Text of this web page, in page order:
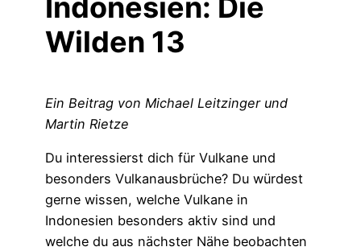
Indonesien: Die
Wilden 13
Ein Beitrag von Michael Leitzinger und
Martin Rietze
Du interessierst dich für Vulkane und
besonders Vulkanausbrüche? Du würdest
gerne wissen, welche Vulkane in
Indonesien besonders aktiv sind und
welche du aus nächster Nähe beobachten